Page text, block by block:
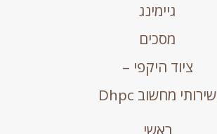
גיימינג
מסכים
ציוד היקפי –
שירותי מחשוב Dhpc
ראשי